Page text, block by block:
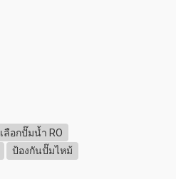
เลือกปั๊มน้ำ RO
ป้องกันปั๊มไหม้